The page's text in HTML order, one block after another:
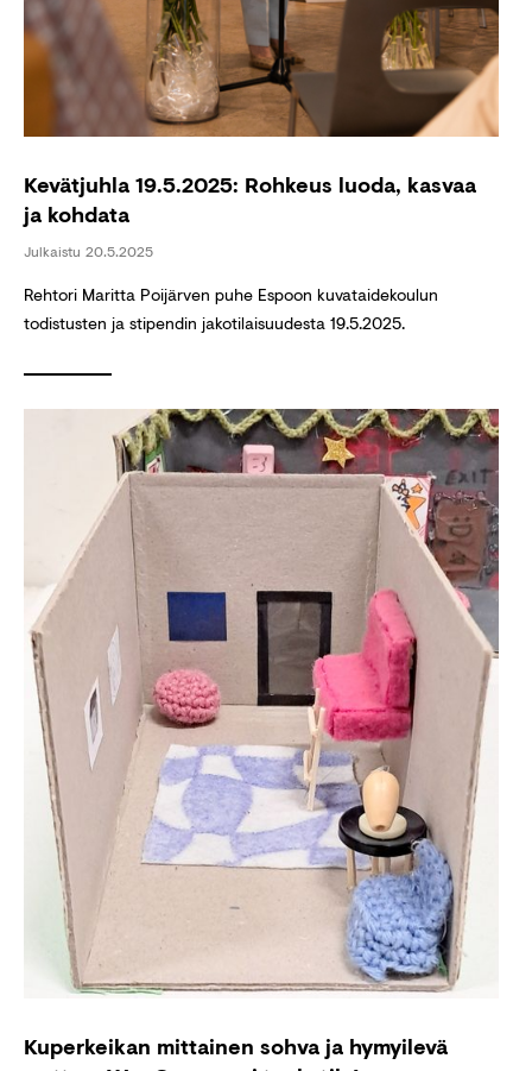
Kevätjuhla 19.5.2025: Rohkeus luoda, kasvaa
ja kohdata
Julkaistu 20.5.2025
Rehtori Maritta Poijärven puhe Espoon kuvataidekoulun
todistusten ja stipendin jakotilaisuudesta 19.5.2025.
Kuperkeikan mittainen sohva ja hymyilevä